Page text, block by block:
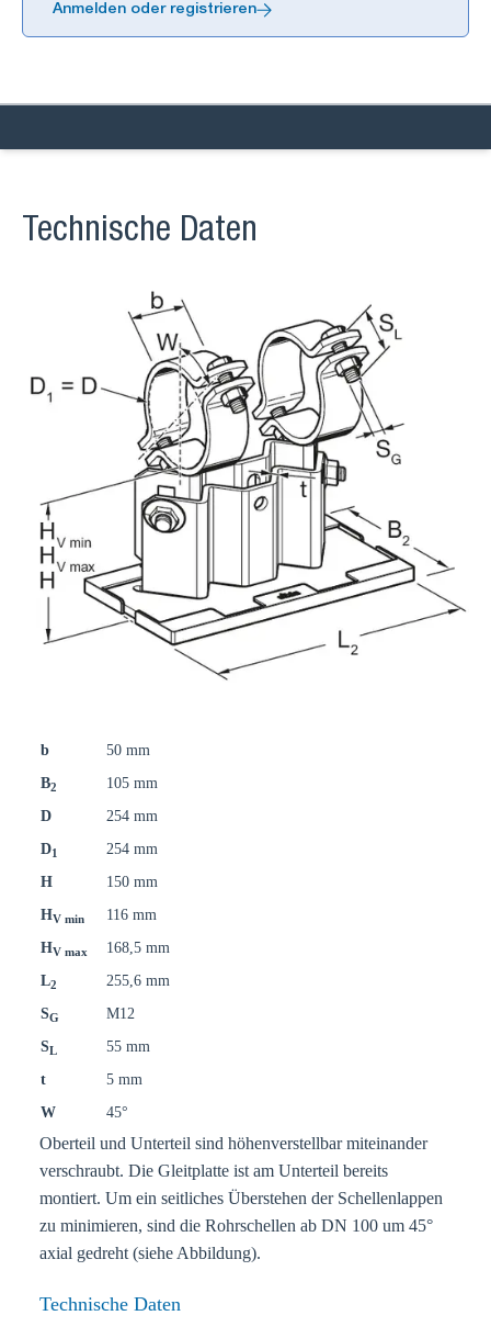
Anmelden oder registrieren
Technische Daten
b
50 mm
B2
105 mm
D
254 mm
D1
254 mm
H
150 mm
HV min
116 mm
HV max
168,5 mm
L2
255,6 mm
SG
M12
SL
55 mm
t
5 mm
W
45°
Oberteil und Unterteil sind höhenverstellbar miteinander
verschraubt. Die Gleitplatte ist am Unterteil bereits
montiert. Um ein seitliches Überstehen der Schellenlappen
zu minimieren, sind die Rohrschellen ab DN 100 um 45°
axial gedreht (siehe Abbildung).
Technische Daten